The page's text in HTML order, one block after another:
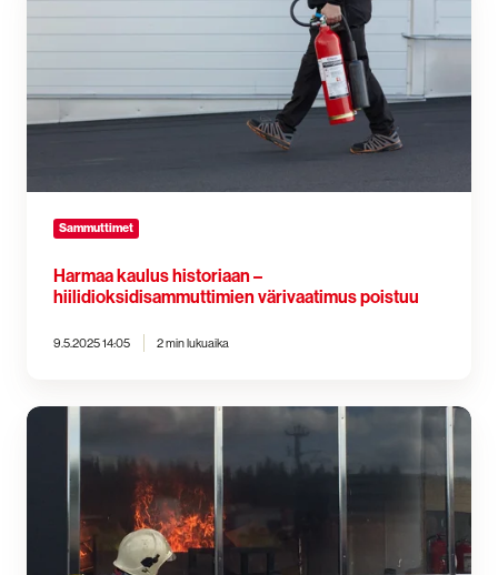
värivaatimus
poistuu
Sammuttimet
Harmaa kaulus historiaan –
hiilidioksidisammuttimien värivaatimus poistuu
9.5.2025 14:05 2 min lukuaika
Pelastusyksiköt
käyttöön
nopeuttavia
ratkaisuja